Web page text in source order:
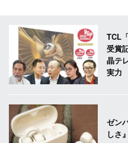
TCL
受賞
晶テ
実力
ゼン
しさ